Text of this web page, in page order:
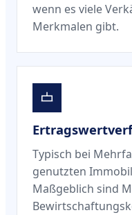
wenn es viele
Merkmalen gibt.
Typisch bei
genutzten
Maßgeblich sind